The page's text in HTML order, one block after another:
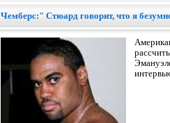
Чемберс:" Стюард говорит, что я